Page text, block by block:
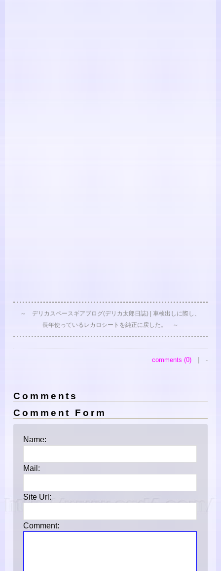
～ デリカスペースギアブログ(デリカ太郎日誌) | 車検出しに際し、
長年使っているレカロシートを純正に戻した。 ～
comments (0)| -
Comments
Comment Form
Name:
Mail:
Site Url:
Comment: